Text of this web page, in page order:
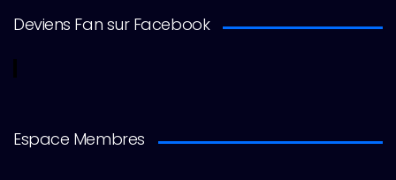
Deviens Fan sur Facebook
Espace Membres